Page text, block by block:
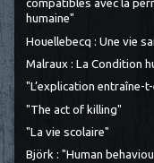
compatibles avec la
humaine"
Houellebecq : Une vie
Malraux : La Condition
"L’explication entraîne-t-
"The act of killing"
"La vie scolaire"
Björk : "Human